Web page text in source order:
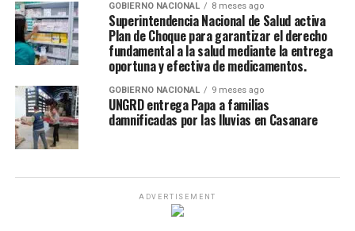
GOBIERNO NACIONAL 8 meses ago
Superintendencia Nacional de Salud activa
Plan de Choque para garantizar el derecho
fundamental a la salud mediante la entrega
oportuna y efectiva de medicamentos.
GOBIERNO NACIONAL 9 meses ago
UNGRD entrega Papa a familias
damnificadas por las lluvias en Casanare
ADVERTISEMENT